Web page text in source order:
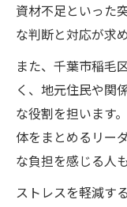
資材不足といった
な判断と対応が求
また、千葉市稲毛
く、地元住民や関
な役割を担います
体をまとめるリー
な負担を感じる人
ストレスを軽減す